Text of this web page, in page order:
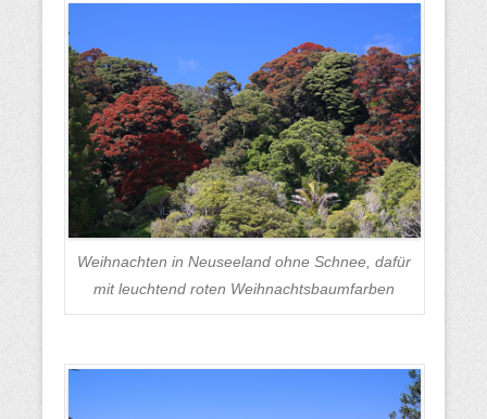
Weihnachten in Neuseeland ohne Schnee, dafür
mit leuchtend roten Weihnachtsbaumfarben